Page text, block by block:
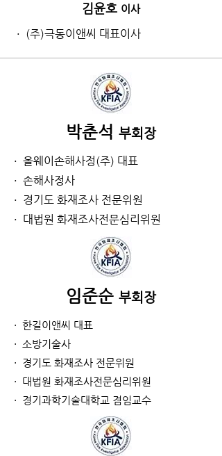
김윤호 이사
· (주)극동이앤씨 대표이사
박춘석 부회장
· 올웨이손해사정(주) 대표
· 손해사정사
· 경기도 화재조사 전문위원
· 대법원 화재조사전문심리위원
임준순 부회장
· 한길이앤씨 대표
· 소방기술사
· 경기도 화재조사 전문위원
· 대법원 화재조사전문심리위원
· 경기과학기술대학교 겸임교수